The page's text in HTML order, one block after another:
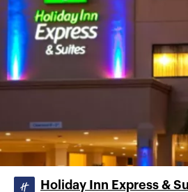
Holiday Inn Express &